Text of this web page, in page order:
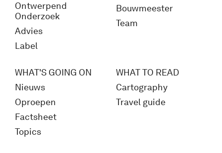
Ontwerpend
Onderzoek
Advies
Label
Bouwmeester
Team
WHAT'S GOING ON
Nieuws
Oproepen
Factsheet
Topics
WHAT TO READ
Cartography
Travel guide